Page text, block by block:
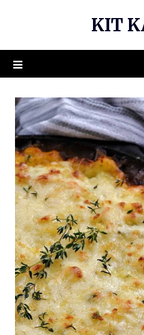
KIT